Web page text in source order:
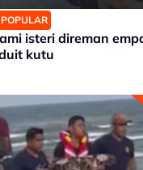
isteri direman
kutu